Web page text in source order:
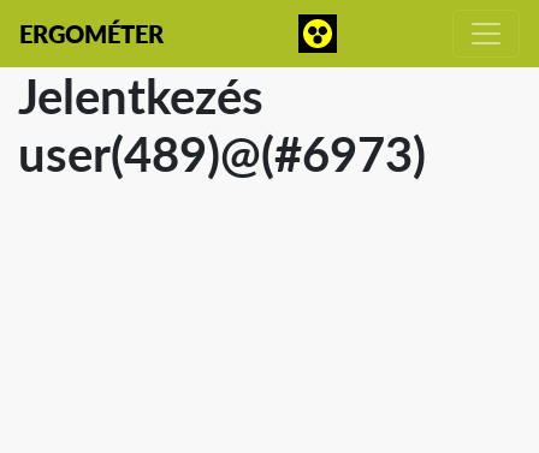
ERGOMÉTER
Jelentkezés
user(489)@(#6973)